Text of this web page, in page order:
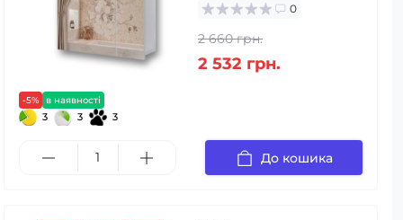
-5% в наявності
3 3 3
0
2 660 грн.
2 532 грн.
До кошика